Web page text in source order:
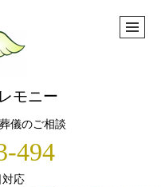
モニー
儀のご相談
494
対応